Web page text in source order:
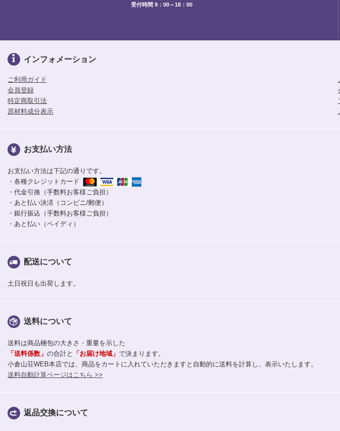
受付時間 9：00～18：00
インフォメーション
ご利用ガイド
会員登録
特定商取引法
原材料成分表示
お支払い方法
お支払い方法は下記の通りです。
・各種クレジットカード
・代金引換（手数料お客様ご負担）
・あと払い決済（コンビニ/郵便）
・銀行振込（手数料お客様ご負担）
・あと払い（ペイディ）
配送について
土日祝日も出荷します。
送料について
送料は商品梱包の大きさ・重量を示した
「送料係数」 の合計と 「お届け地域」 で決まります。
小倉山荘WEB本店では、商品をカートに入れていただきますと自動的に送料を計算し、表示いたします。
送料自動計算ページはこちら >>
返品交換について